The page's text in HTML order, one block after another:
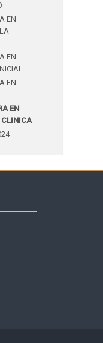
EN
EN
EN
EN
CLINICA